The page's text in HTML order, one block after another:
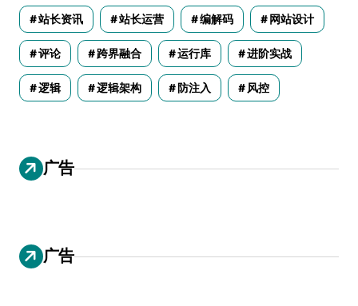
站长资讯 站长运营 编解码 网站设计
评论 跨界融合 运行库 进阶实战
逻辑 逻辑架构 防注入 风控
广告
广告